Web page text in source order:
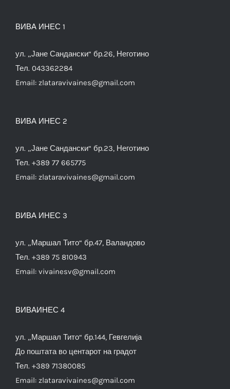
ВИВА ИНЕС 1
ул. „Јане Сандански“ бр.26, Неготино
Тел. 043362284
Email: zlataravivaines@gmail.com
ВИВА ИНЕС 2
ул. „Јане Сандански“ бр.23, Неготино
Тел. +389 77 665775
Email: zlataravivaines@gmail.com
ВИВА ИНЕС 3
ул. „Маршал Тито“ бр.47, Валандово
Тел. +389 75 810943
Email: vivainesv@gmail.com
ВИВАИНЕС 4
ул. „Маршал Тито“ бр.144, Гевгелија
До поштата во центарот на градот
Тел. +389 71380085
Email: zlataravivaines@gmail.com